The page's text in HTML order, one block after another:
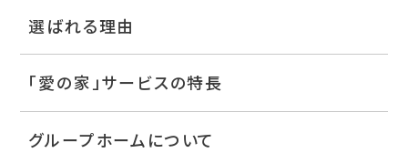
選ばれる理由
「愛の家」サービスの特長
グループホームについて